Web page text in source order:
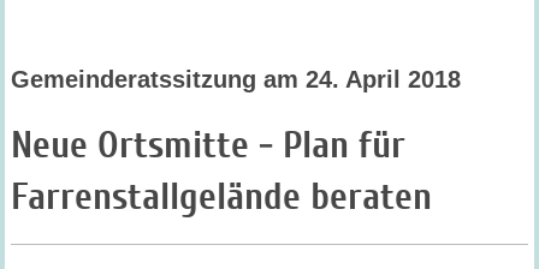
Gemeinderatssitzung am 24. April 2018
Neue Ortsmitte - Plan für
Farrenstallgelände beraten